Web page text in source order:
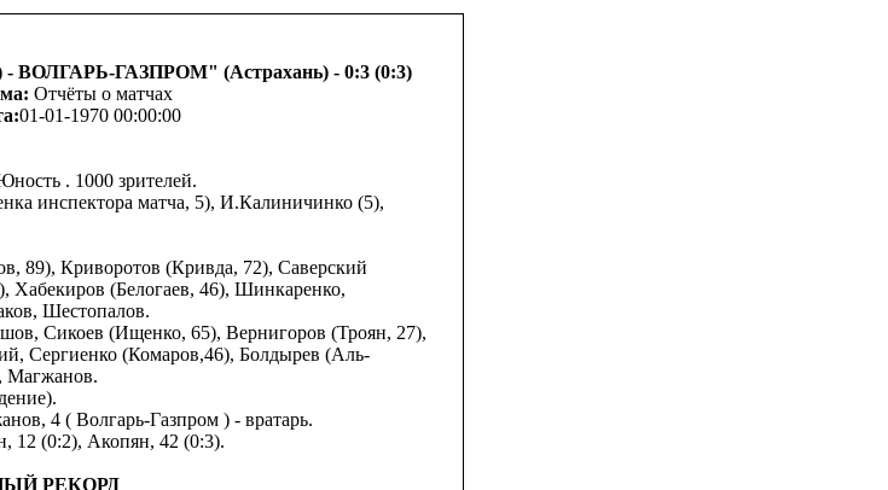
ГАЗПРОМ" (Астрахань) - 0:3 (0:3)
Отчёты о матчах
01-01-1970 00:00:00
. 1000 зрителей.
инспектора матча, 5), И.Калиничинко (5),
89), Криворотов (Кривда, 72), Саверский
Хабекиров (Белогаев, 46), Шинкаренко,
Шестопалов.
Сикоев (Ищенко, 65), Вернигоров (Троян, 27),
Сергиенко (Комаров,46), Болдырев (Аль-
Магжанов.
4 ( Волгарь-Газпром ) - вратарь.
12 (0:2), Акопян, 42 (0:3).
РЕКОРД